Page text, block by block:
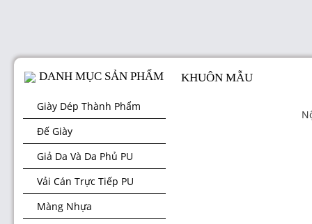
DANH MỤC SẢN PHẨM
Giày Dép Thành Phẩm
Đế Giày
Giả Da Và Da Phủ PU
Vải Cán Trực Tiếp PU
Màng Nhựa
KHUÔN MẪU